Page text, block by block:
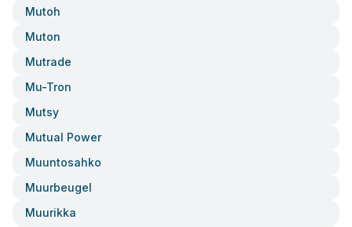
Mutoh
Muton
Mutrade
Mu-Tron
Mutsy
Mutual Power
Muuntosahko
Muurbeugel
Muurikka